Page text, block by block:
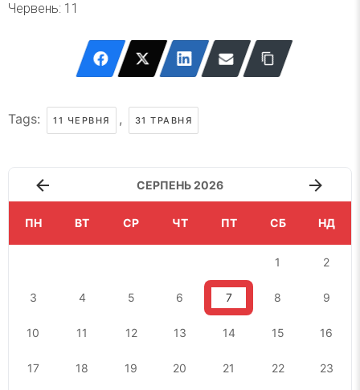
Червень: 11
Tags: 11 ЧЕРВНЯ , 31 ТРАВНЯ
СЕРПЕНЬ 2026
ПН ВТ СР ЧТ ПТ СБ НД
1 2
3 4 5 6 7 8 9
10 11 12 13 14 15 16
17 18 19 20 21 22 23